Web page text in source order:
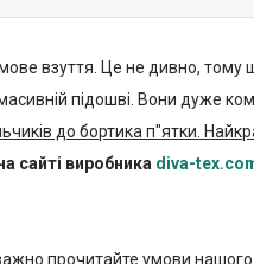
взуття. Це не дивно, тому
підошві. Вони дуже
до бортика п"ятки.
сайті виробника diva-
прочитайте умови